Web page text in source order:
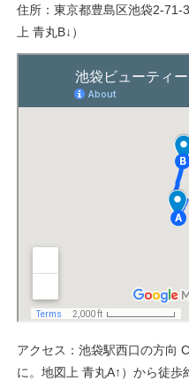
住所：東京都豊島区池袋2-71-
上 青丸B↓）
アクセス：池袋駅西口の方向
に。地図上 青丸A↑）から徒歩